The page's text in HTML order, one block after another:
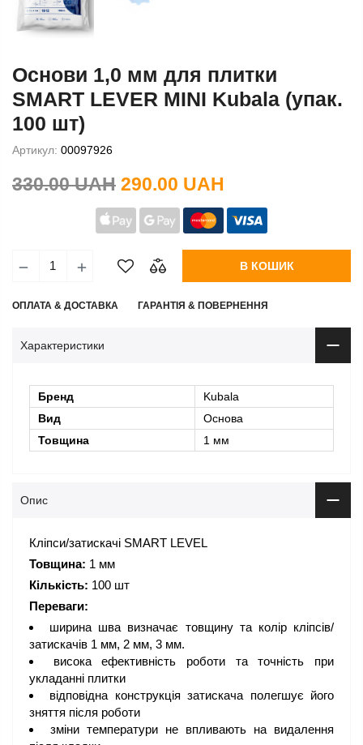
Основи 1,0 мм для плитки
SMART LEVER MINI Kubala (упак.
100 шт)
Артикул: 00097926
330.00 UAH 290.00 UAH
В КОШИК
ОПЛАТА & ДОСТАВКА ГАРАНТІЯ & ПОВЕРНЕННЯ
Характеристики
Бренд
Kubala
Вид
Основа
Товщина
1 мм
Опис
Кліпси/затискачі SMART LEVEL
Товщина: 1 мм
Кількість: 100 шт
Переваги:
ширина шва визначає товщину та колір кліпсів/
затискачів 1 мм, 2 мм, 3 мм.
висока ефективність роботи та точність при
укладанні плитки
відповідна конструкція затискача полегшує його
зняття після роботи
зміни температури не впливають на видалення